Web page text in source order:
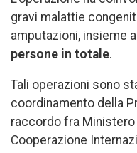
gravi malattie
amputazioni, insieme a
persone in totale.
Tali operazioni sono
coordinamento della
raccordo fra
Cooperazione